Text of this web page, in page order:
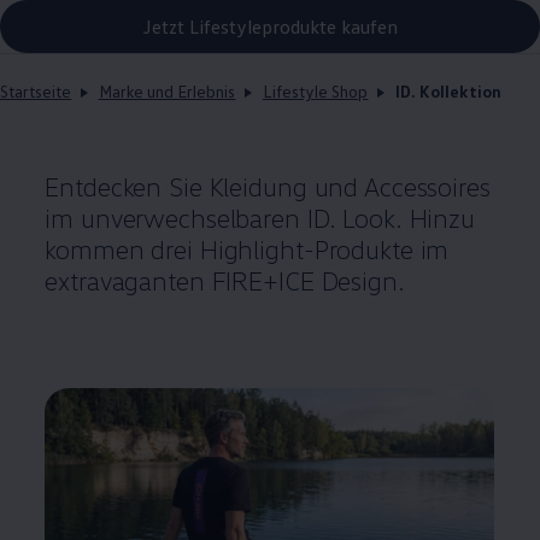
Jetzt Lifestyleprodukte kaufen
Startseite Marke und Erlebnis Lifestyle Shop ID. Kollektion
Entdecken Sie Kleidung und Accessoires
im unverwechselbaren ID. Look. Hinzu
kommen drei Highlight-Produkte im
extravaganten FIRE+ICE Design.